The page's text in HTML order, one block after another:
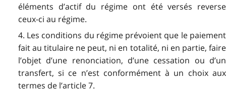
éléments d’actif du régime ont été versés reverse
ceux-ci au régime.
4. Les conditions du régime prévoient que le paiement
fait au titulaire ne peut, ni en totalité, ni en partie, faire
l’objet d’une renonciation, d’une cessation ou d’un
transfert, si ce n’est conformément à un choix aux
termes de l’article 7.